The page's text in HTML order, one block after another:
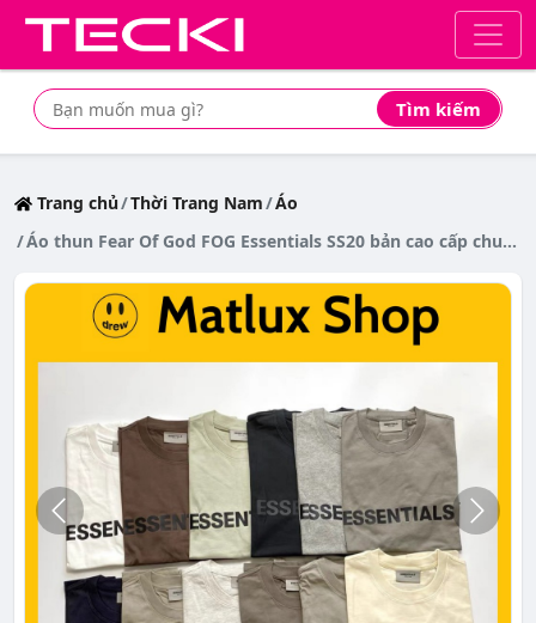
Tìm kiếm
Tìm mua sản phẩm giá rẻ nhất
Trang chủ Thời Trang Nam Áo
Áo thun Fear Of God FOG Essentials SS20 bản cao cấp chuẩn form âu, Áo tee Essentials in chữ silicon